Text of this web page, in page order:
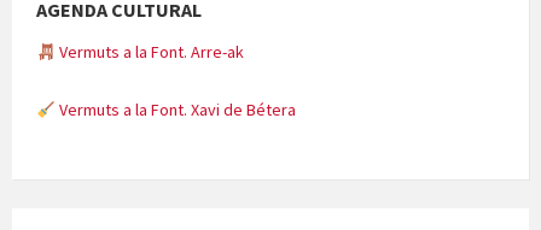
AGENDA CULTURAL
Vermuts a la Font. Arre-ak
Vermuts a la Font. Xavi de Bétera